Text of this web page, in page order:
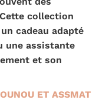
collection
cadeau adapté
une assistante
et son
ET ASSMAT